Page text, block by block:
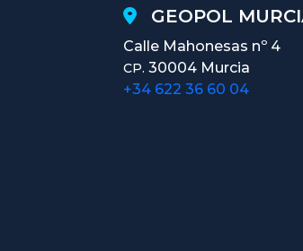
GEOPOL
Calle Mahonesas nº 4
CP. 30004 Murcia
+34 622 36 60 04